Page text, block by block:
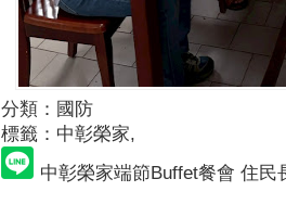
分類：國防
標籤：中彰榮家,
中彰榮家端節Buffet餐會 住民